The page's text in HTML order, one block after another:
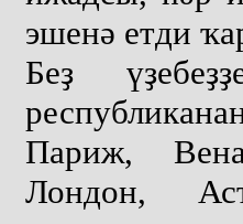
эшенә етди
Беҙ
Париж,
Лондон,